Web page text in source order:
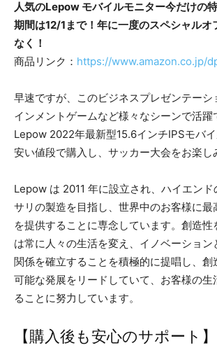
人気のLepow モバイルモニター今だけの
期間は12/1まで！年に一度のスペシャルオ
なく！
商品リンク： https://www.amazon.co.jp/
早速ですが、このビジネスプレゼンテーシ
インメントゲームなど様々なシーンで活躍
Lepow 2022年最新型15.6インチIPSモバ
安い値段で購入し、サッカー大会をお楽し
Lepow は 2011 年に設立され、ハイエン
サリの製造を目指し、世界中のお客様に最
を提供することに専念しています。創造
は常に人々の生活を変え、イノベーション
関係を確立することを積極的に提唱し、創
可能な発展をリードしていて、お客様の生
ることに努力しています。
【購入後も安心のサポート】